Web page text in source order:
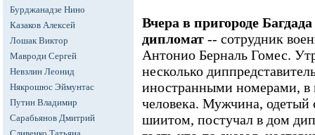
Бурджанадзе Нино
Казаков Алексей
Лошак Виктор
Мавроди Сергей
Невзлин Леонид
Някрошюс Эймунтас
Путин Владимир
Сарабьянов Дмитрий
Вчера в пригороде
дипломат -- сотрудник
Антонио Берналь Гомес.
несколько
иностранными номерами, в
человека. Мужчина,
шиитом, постучал в дом